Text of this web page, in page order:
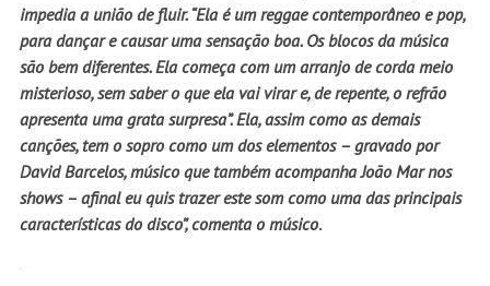
impedia a união de fluir. “Ela é um reggae contemporâneo e pop,
para dançar e causar uma sensação boa. Os blocos da música
são bem diferentes. Ela começa com um arranjo de corda meio
misterioso, sem saber o que ela vai virar e, de repente, o refrão
apresenta uma grata surpresa”. Ela, assim como as demais
canções, tem o sopro como um dos elementos – gravado por
David Barcelos, músico que também acompanha João Mar nos
shows – afinal eu quis trazer este som como uma das principais
características do disco”, comenta o músico.